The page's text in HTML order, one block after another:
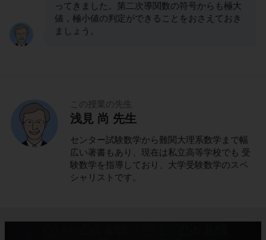
ってきました。第二次導関数の符号からも極大
値，極小値の判定ができることをおさえておき
ましょう。
この授業の先生
浅見 尚 先生
センター試験数学から難関大理系数学まで幅
広い著書もあり、現在は私立高等学校でも 受
験数学を指導しており、大学受験数学のスペ
シャリストです。